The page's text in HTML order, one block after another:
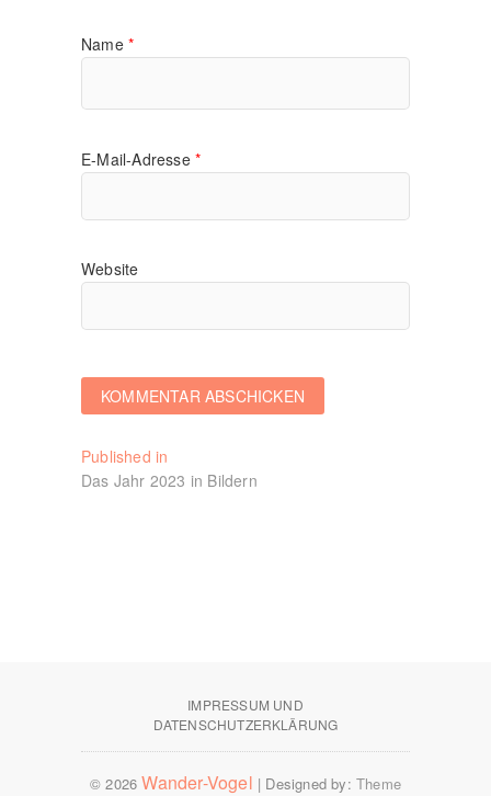
Name *
E-Mail-Adresse *
Website
Beitragsnavigation
Published in
Das Jahr 2023 in Bildern
IMPRESSUM UND
DATENSCHUTZERKLÄRUNG
© 2026Wander-Vogel | Designed by: Theme